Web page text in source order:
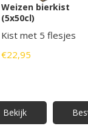
Weizen bierkist
(5x50cl)
Kist met 5 flesjes
€22,95
Bekijk